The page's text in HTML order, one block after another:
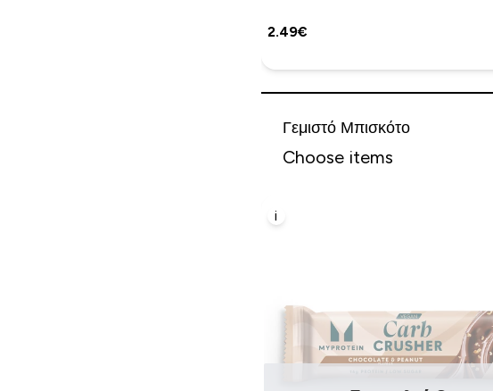
2.49€‎
Γεμιστό Μπισκότο
Choose items
i